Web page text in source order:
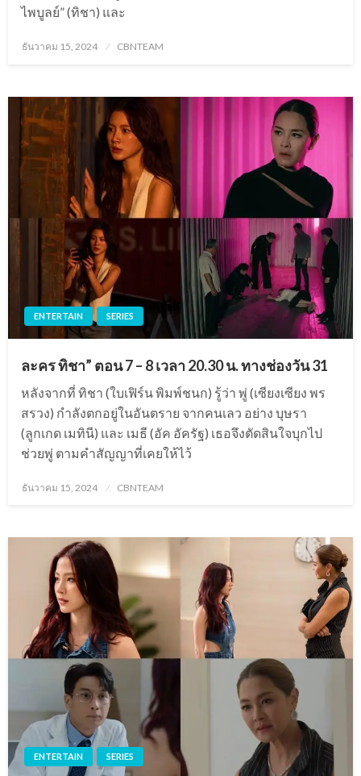
ไพบูลย์” (ทิชา) และ
Posted
ธันวาคม 15, 2024 CBNTEAM
ENTERTAIN SERIES
ละคร ทิชา” ตอน 7 – 8 เวลา 20.30 น. ทางช่องวัน 31
หลังจากที่ ทิชา (ใบเฟิร์น พิมพ์ชนก) รู้ว่า พู่ (เซียงเซียง พร
สรวง) กำลังตกอยู่ในอันตราย จากคนเลว อย่าง บุษรา
(ลูกเกด เมทินี) และ เมธี (อัค อัครัฐ) เธอจึงตัดสินใจบุกไป
ช่วยพู่ ตามคำสัญญาที่เคยให้ไว้
Posted
ธันวาคม 15, 2024 CBNTEAM
ENTERTAIN SERIES